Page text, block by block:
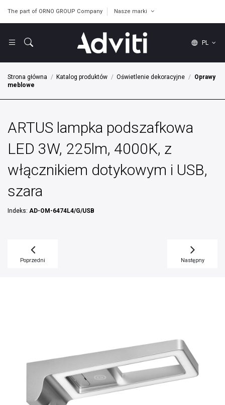
The part of ORNO GROUP Company Nasze marki
PL
Strona główna Katalog produktów Oświetlenie dekoracyjne
Oprawy
meblowe
ARTUS lampka podszafkowa
LED 3W, 225lm, 4000K, z
włącznikiem dotykowym i USB,
szara
Indeks: AD-OM-6474L4/G/USB
Poprzedni Następny